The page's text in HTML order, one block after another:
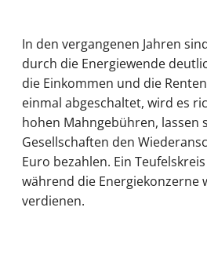
In den vergangenen Jahren
durch die Energiewende
die Einkommen und die
einmal abgeschaltet, wird es
hohen Mahngebühren, lassen
Gesellschaften den
Euro bezahlen. Ein
während die Energiekonzerne
verdienen.